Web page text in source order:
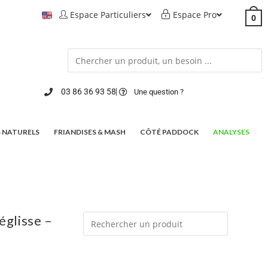
Espace Particuliers Espace Pro 0
03 86 36 93 58 Une question ?
FRIANDISES & MASH CÔTÉ PADDOCK ANALYSES
–